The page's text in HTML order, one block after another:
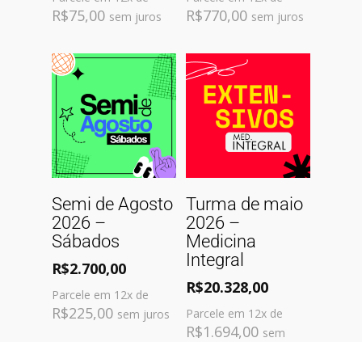
R$75,00 sem juros R$770,00 sem juros
Comprar
Semi de Agosto
2026 –
Sábados
R$2.700,00
Parcele em 12x de
R$225,00 sem juros
Comprar
Turma de maio
2026 –
Medicina
Integral
R$20.328,00
Parcele em 12x de
R$1.694,00 sem